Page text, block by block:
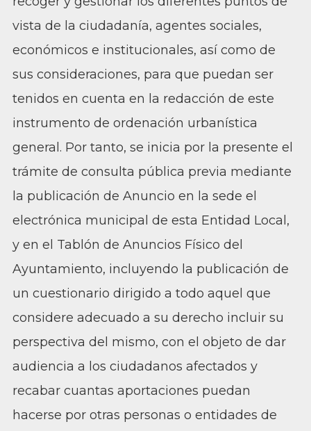
vista de la ciudadanía, agentes sociales,
económicos e institucionales, así como de
sus consideraciones, para que puedan ser
tenidos en cuenta en la redacción de este
instrumento de ordenación urbanística
general. Por tanto, se inicia por la presente el
trámite de consulta pública previa mediante
la publicación de Anuncio en la sede el
electrónica municipal de esta Entidad Local,
y en el Tablón de Anuncios Físico del
Ayuntamiento, incluyendo la publicación de
un cuestionario dirigido a todo aquel que
considere adecuado a su derecho incluir su
perspectiva del mismo, con el objeto de dar
audiencia a los ciudadanos afectados y
recabar cuantas aportaciones puedan
hacerse por otras personas o entidades de